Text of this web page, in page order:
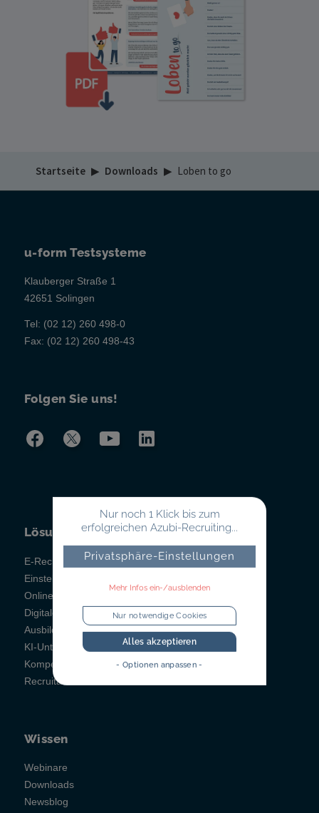
Startseite ▶ Downloads ▶ Loben to go
u-form Testsysteme
Klauberger Straße 1
42651 Solingen
Tel: (02 12) 260 498-0
Fax: (02 12) 260 498-43
Folgen Sie uns!
Lösungen
E-Recruiting
Einstellungstests
Online-Testsystem
Digitales Berichtsheft
Ausbildungsmanagement
KI-Unterstützung
Kompetenzfeststellung
Recruitainment
Wissen
Webinare
Downloads
Newsblog
Nur noch 1 Klick bis zum
erfolgreichen Azubi-Recruiting...
Privatsphäre-Einstellungen
Mehr Infos ein-/ausblenden
Nur notwendige Cookies
Alles akzeptieren
- Optionen anpassen -